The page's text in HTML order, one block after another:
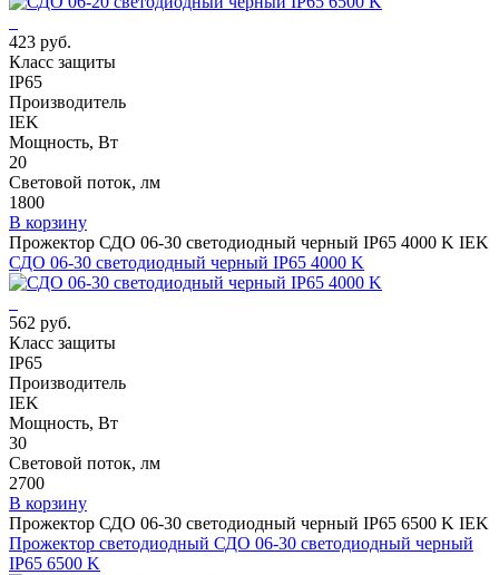
423 руб.
Класс защиты
IP65
Производитель
IEK
Мощность, Вт
20
Световой поток, лм
1800
В корзину
Прожектор СДО 06-30 светодиодный черный IP65 4000 K IEK
СДО 06-30 светодиодный черный IP65 4000 K
562 руб.
Класс защиты
IP65
Производитель
IEK
Мощность, Вт
30
Световой поток, лм
2700
В корзину
Прожектор СДО 06-30 светодиодный черный IP65 6500 K IEK
Прожектор светодиодный СДО 06-30 светодиодный черный
IP65 6500 K